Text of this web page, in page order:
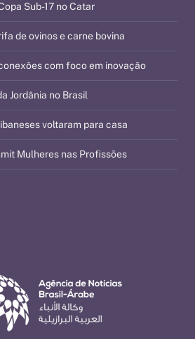
Sub-17 no Catar
de ovinos e carne bovina
com foco em inovação
Jordânia no Brasil
voltaram para casa
Mulheres nas Profissões